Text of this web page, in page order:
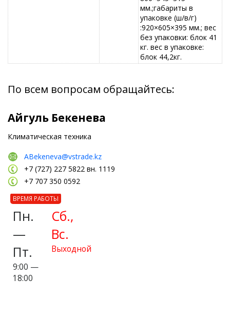
мм.;габариты в
упаковке (ш/в/г)
:920×605×395 мм.; вес
без упаковки: блок 41
кг. вес в упаковке:
блок 44,2кг.
По всем вопросам обращайтесь:
Айгуль Бекенева
Климатическая техника
ABekeneva@vstrade.kz
+7 (727) 227 5822 вн. 1119
+7 707 350 0592
ВРЕМЯ РАБОТЫ
Пн.
—
Пт.
9:00 —
18:00
Сб.,
Вс.
Выходной